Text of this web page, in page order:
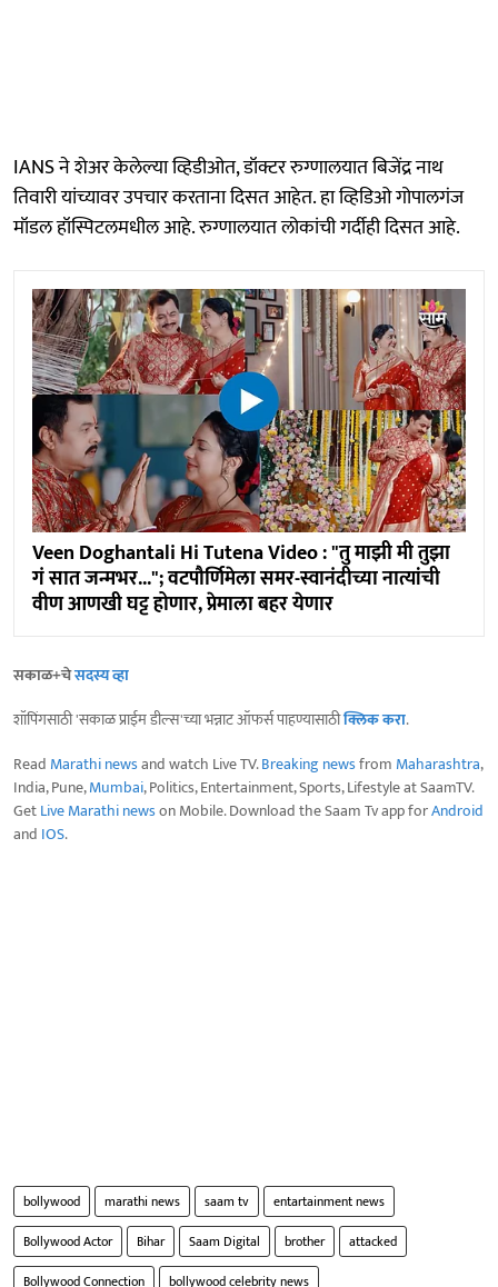
IANS ने शेअर केलेल्या व्हिडीओत, डॉक्टर रुग्णालयात बिजेंद्र नाथ
तिवारी यांच्यावर उपचार करताना दिसत आहेत. हा व्हिडिओ गोपालगंज
मॉडल हॉस्पिटलमधील आहे. रुग्णालयात लोकांची गर्दीही दिसत आहे.
Veen Doghantali Hi Tutena Video : "तु माझी मी तुझा
गं सात जन्मभर..."; वटपौर्णिमेला समर-स्वानंदीच्या नात्यांची
वीण आणखी घट्ट होणार, प्रेमाला बहर येणार
सकाळ+चेसदस्य व्हा
शॉपिंगसाठी 'सकाळ प्राईम डील्स'च्या भन्नाट ऑफर्स पाहण्यासाठीक्लिक करा.
Read Marathi newsand watch Live TV.Breaking newsfrom Maharashtra,
India, Pune,Mumbai, Politics, Entertainment, Sports, Lifestyle at SaamTV.
GetLive Marathi newson Mobile. Download the Saam Tv app forAndroid
and IOS.
bollywood marathi news saam tv
entartainment news
Bollywood Actor
Bihar Saam Digital brother
attacked
Bollywood Connection
bollywood celebrity news